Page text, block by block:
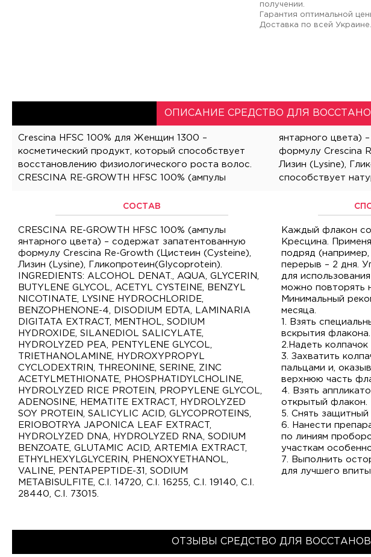
получении.
Гарантия оптимальной
Доставка по всей Украине.
ОПИСАНИЕ СРЕДСТВО ДЛЯ
Crescina HFSC 100% для Женщин 1300 –
косметический продукт, который способствует
восстановлению физиологического роста волос.
CRESCINA RE-GROWTH HFSC 100% (ампулы
янтарного цвета) – содержит запатентованную
формулу Crescina Re-growth (Цистеин (Cysteine),
Лизин (Lysine), Гликопротеин (Glycoprotein), которая
способствует натуральному росту волос.
Специальная формула для Женщин, применяется на
Поздних стадиях поредения волос. Упаковка
СОСТАВ
CRESCINA RE-GROWTH HFSC 100% (ампулы
янтарного цвета) – содержат запатентованную
формулу Crescina Re-Growth (Цистеин (Cysteine),
Лизин (Lysine), Гликопротеин(Glycoprotein).
INGREDIENTS: ALCOHOL DENAT., AQUA, GLYCERIN,
BUTYLENE GLYCOL, ACETYL CYSTEINE, BENZYL
NICOTINATE, LYSINE HYDROCHLORIDE,
BENZOPHENONE-4, DISODIUM EDTA, LAMINARIA
DIGITATA EXTRACT, MENTHOL, SODIUM
HYDROXIDE, SILANEDIOL SALICYLATE,
HYDROLYZED PEA, PENTYLENE GLYCOL,
TRIETHANOLAMINE, HYDROXYPROPYL
CYCLODEXTRIN, THREONINE, SERINE, ZINC
ACETYLMETHIONATE, PHOSPHATIDYLCHOLINE,
HYDROLYZED RICE PROTEIN, PROPYLENE GLYCOL,
ADENOSINE, HEMATITE EXTRACT, HYDROLYZED
SOY PROTEIN, SALICYLIC ACID, GLYCOPROTEINS,
ERIOBOTRYA JAPONICA LEAF EXTRACT,
HYDROLYZED DNA, HYDROLYZED RNA, SODIUM
BENZOATE, GLUTAMIC ACID, ARTEMIA EXTRACT,
ETHYLHEXYLGLYCERIN, PHENOXYETHANOL,
VALINE, PENTAPEPTIDE-31, SODIUM
METABISULFITE, C.I. 14720, C.I. 16255, C.I. 19140, C.I.
28440, C.I. 73015.
Каждый флакон
Кресцина.
подряд
перерыв – 2 дня.
для
можно повторять
Минимальный
месяца.
1. Взять
вскрытия флакона.
2.Надеть колпачок
3. Захватить
пальцами и,
верхнюю часть
4. Взять
открытый флакон.
5. Снять защитный
6. Нанести
по линиям
участкам
7. Выполнить
для лучшего
ОТЗЫВЫ СРЕДСТВО ДЛЯ